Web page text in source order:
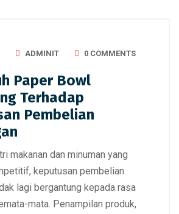
ADMINIT 0 COMMENTS
Paper Bowl
Terhadap
Pembelian
makanan dan minuman yang
keputusan pembelian
lagi bergantung kepada rasa
mata. Penampilan produk,